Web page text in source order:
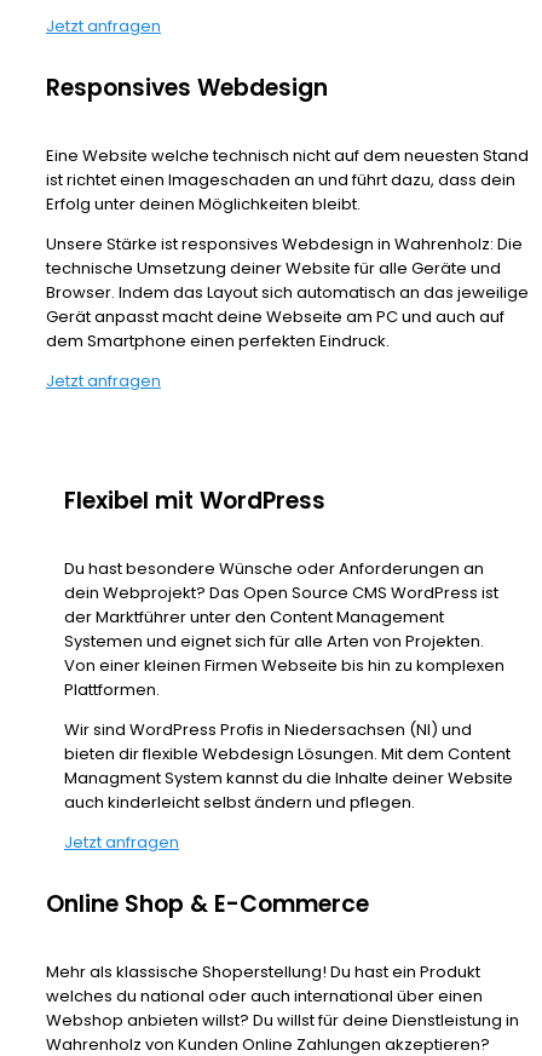
Jetzt anfragen
Responsives Webdesign
Eine Website welche technisch nicht auf dem neuesten Stand
ist richtet einen Imageschaden an und führt dazu, dass dein
Erfolg unter deinen Möglichkeiten bleibt.
Unsere Stärke ist responsives Webdesign in Wahrenholz: Die
technische Umsetzung deiner Website für alle Geräte und
Browser. Indem das Layout sich automatisch an das jeweilige
Gerät anpasst macht deine Webseite am PC und auch auf
dem Smartphone einen perfekten Eindruck.
Jetzt anfragen
Flexibel mit WordPress
Du hast besondere Wünsche oder Anforderungen an
dein Webprojekt? Das Open Source CMS WordPress ist
der Marktführer unter den Content Management
Systemen und eignet sich für alle Arten von Projekten.
Von einer kleinen Firmen Webseite bis hin zu komplexen
Plattformen.
Wir sind WordPress Profis in Niedersachsen (NI) und
bieten dir flexible Webdesign Lösungen. Mit dem Content
Managment System kannst du die Inhalte deiner Website
auch kinderleicht selbst ändern und pflegen.
Jetzt anfragen
Online Shop & E-Commerce
Mehr als klassische Shoperstellung! Du hast ein Produkt
welches du national oder auch international über einen
Webshop anbieten willst? Du willst für deine Dienstleistung in
Wahrenholz von Kunden Online Zahlungen akzeptieren?